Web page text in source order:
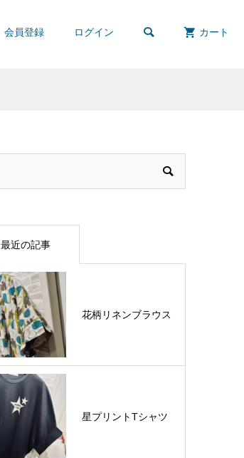
会員登録 ログイン  カート
最近の記事
花柄リネンブラウス
星プリントTシャツ